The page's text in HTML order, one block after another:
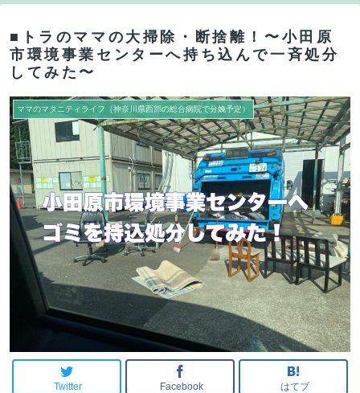
■トラのママの大掃除・断捨離！〜小田原
市環境事業センターへ持ち込んで一斉処分
してみた〜
ママのマタニティライフ（神奈川県西部の総合病院で分娩予定）
Twitter Facebook はてブ